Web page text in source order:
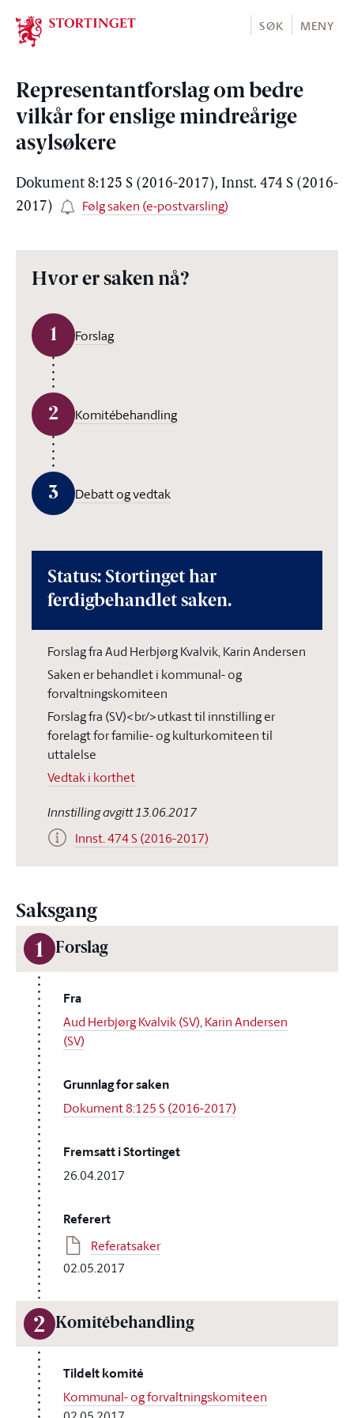
Stortinget.no
SØK MENY
Representantforslag om bedre
vilkår for enslige mindreårige
asylsøkere
Dokument 8:125 S (2016-2017), Innst. 474 S (2016-
2017)
Følg saken (e-postvarsling)
Hvor er saken nå?
1 Forslag
2 Komitébehandling
3 Debatt og vedtak
Status: Stortinget har
ferdigbehandlet saken.
Forslag fra Aud Herbjørg Kvalvik, Karin Andersen
Saken er behandlet i kommunal- og
forvaltningskomiteen
Forslag fra (SV)<br/>utkast til innstilling er
forelagt for familie- og kulturkomiteen til
uttalelse
Vedtak i korthet
Innstilling avgitt 13.06.2017
Innst. 474 S (2016-2017)
Saksgang
1 Forslag
Fra
Aud Herbjørg Kvalvik (SV),Karin Andersen
(SV)
Grunnlag for saken
Dokument 8:125 S (2016-2017)
Fremsatt i Stortinget
26.04.2017
Referert
Referatsaker
02.05.2017
2 Komitébehandling
Tildelt komité
Kommunal- og forvaltningskomiteen